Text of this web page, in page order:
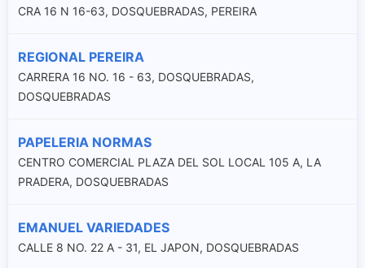
CRA 16 N 16-63, DOSQUEBRADAS, PEREIRA
REGIONAL PEREIRA
CARRERA 16 NO. 16 - 63, DOSQUEBRADAS,
DOSQUEBRADAS
PAPELERIA NORMAS
CENTRO COMERCIAL PLAZA DEL SOL LOCAL 105 A, LA
PRADERA, DOSQUEBRADAS
EMANUEL VARIEDADES
CALLE 8 NO. 22 A - 31, EL JAPON, DOSQUEBRADAS